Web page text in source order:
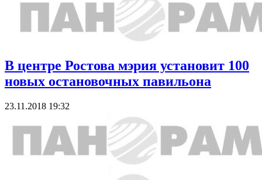
В центре Ростова мэрия установит 100
новых остановочных павильона
23.11.2018 19:32